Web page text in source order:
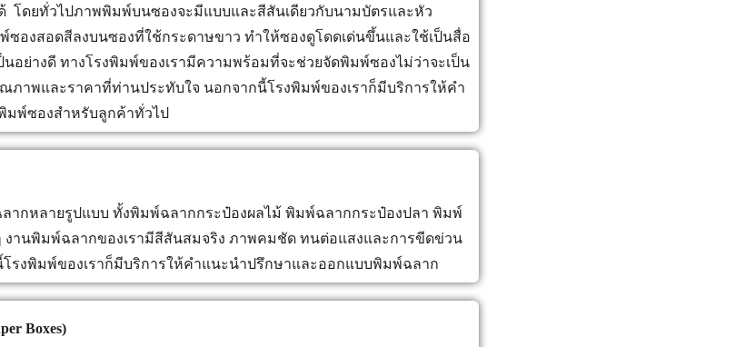
โดยทั่วไปภาพพิมพ์บนซองจะมีแบบและสีสันเดียวกับนามบัตรและหัว
ซองสอดสีลงบนซองที่ใช้กระดาษขาว ทำให้ซองดูโดดเด่นขึ้นและใช้เป็นสื่อ
ย่างดี ทางโรงพิมพ์ของเรามีความพร้อมที่จะช่วยจัดพิมพ์ซองไม่ว่าจะเป็น
ภาพและราคาที่ท่านประทับใจ นอกจากนี้โรงพิมพ์ของเราก็มีบริการให้คำ
พ์ซองสำหรับลูกค้าทั่วไป
กหลายรูปแบบ ทั้งพิมพ์ฉลากกระป๋องผลไม้ พิมพ์ฉลากกระป๋องปลา พิมพ์
งานพิมพ์ฉลากของเรามีสีสันสมจริง ภาพคมชัด ทนต่อแสงและการขีดข่วน
รงพิมพ์ของเราก็มีบริการให้คำแนะนำปรึกษาและออกแบบพิมพ์ฉลาก
Boxes)